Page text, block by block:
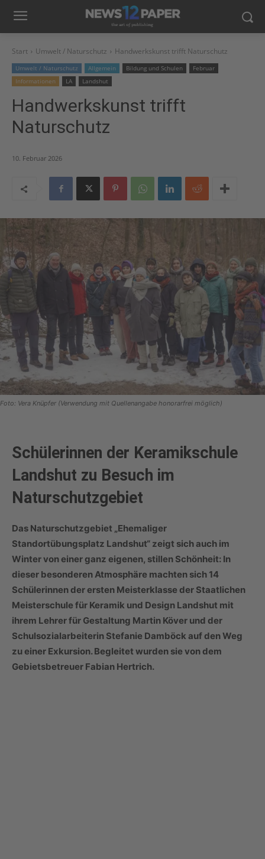
Start Umwelt / Naturschutz Handwerkskunst trifft Naturschutz
Umwelt / Naturschutz Allgemein Bildung und Schulen
Februar
Informationen
LA Landshut
Handwerkskunst trifft
Naturschutz
10. Februar 2026
Foto: Vera Knüpfer (Verwendung mit Quellenangabe honorarfrei möglich)
Schülerinnen der Keramikschule
Landshut zu Besuch im
Naturschutzgebiet
Das Naturschutzgebiet „Ehemaliger
Standortübungsplatz Landshut“ zeigt sich auch im
Winter von einer ganz eigenen, stillen Schönheit: In
dieser besonderen Atmosphäre machten sich 14
Schülerinnen der ersten Meisterklasse der Staatlichen
Meisterschule für Keramik und Design Landshut mit
ihrem Lehrer für Gestaltung Martin Köver und der
Schulsozialarbeiterin Stefanie Damböck auf den Weg
zu einer Exkursion. Begleitet wurden sie von dem
Gebietsbetreuer Fabian Hertrich.